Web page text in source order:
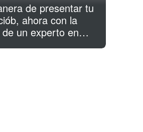
de presentar tu
ahora con la
un experto en